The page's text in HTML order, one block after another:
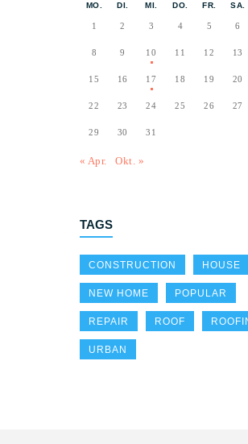
MO. DI. MI. DO. FR. SA.
1 2 3 4 5 6
8 9 10 11 12 13
15 16 17 18 19 20
22 23 24 25 26 27
29 30 31
« Apr. Okt. »
TAGS
CONSTRUCTION HOUSE
NEW HOME POPULAR
REPAIR ROOF
URBAN